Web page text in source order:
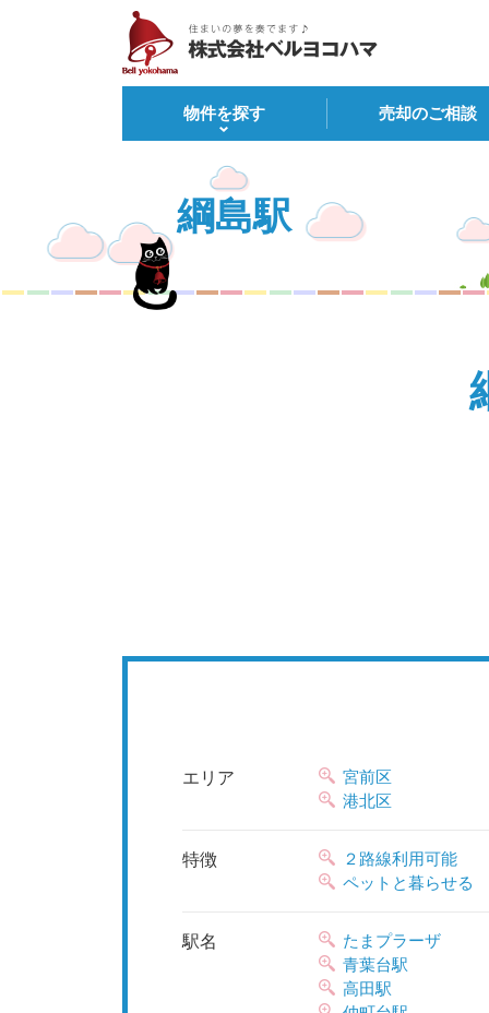
物件を探す 売却のご相談
綱島駅
エリア
宮前区
港北区
特徴
２路線利用可能
ペットと暮らせる
駅名
たまプラーザ
青葉台駅
高田駅